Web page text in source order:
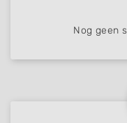
Nog geen